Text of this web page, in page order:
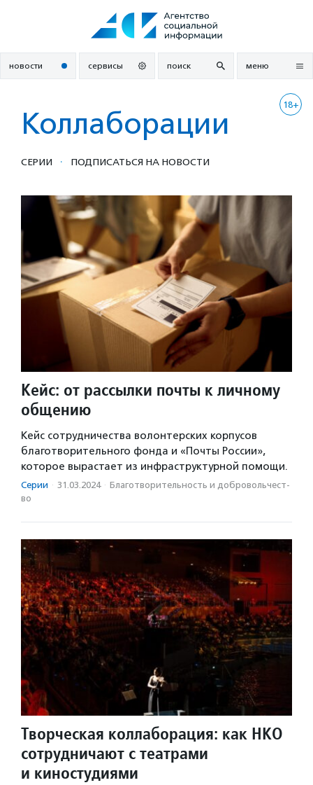
новости сервисы поиск меню
18+
Коллаборации
СЕРИИ · ПОДПИСАТЬСЯ НА НОВОСТИ
Кейс: от рассылки почты к личному
общению
Кейс сотрудничества волонтерских корпусов
благотворительного фонда и «Почты России»,
которое вырастает из инфраструктурной помощи.
Серии · 31.03.2024 · Благотвори­тель­ность и доброволь­чест­
во
Творческая коллаборация: как НКО
сотрудничают с театрами
и киностудиями